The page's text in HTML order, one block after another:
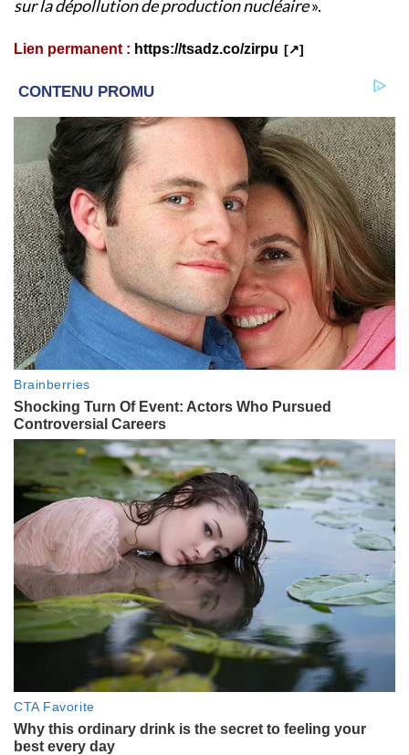
sur la dépollution de production nucléaire».
Lien permanent : https://tsadz.co/zirpu